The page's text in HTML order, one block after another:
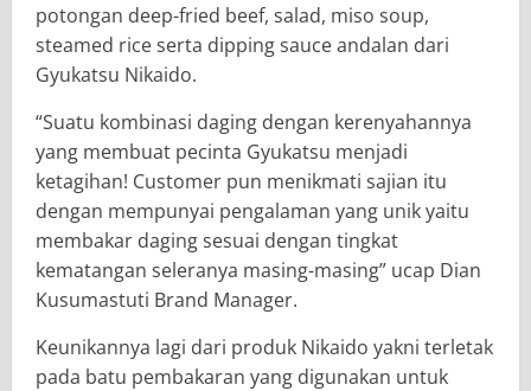
potongan deep-fried beef, salad, miso soup,
steamed rice serta dipping sauce andalan dari
Gyukatsu Nikaido.
“Suatu kombinasi daging dengan kerenyahannya
yang membuat pecinta Gyukatsu menjadi
ketagihan! Customer pun menikmati sajian itu
dengan mempunyai pengalaman yang unik yaitu
membakar daging sesuai dengan tingkat
kematangan seleranya masing-masing” ucap Dian
Kusumastuti Brand Manager.
Keunikannya lagi dari produk Nikaido yakni terletak
pada batu pembakaran yang digunakan untuk